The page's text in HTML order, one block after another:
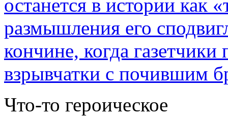
останется в истории как
размышления его
кончине, когда газетчики
взрывчатки с почившим
Что-то героическое